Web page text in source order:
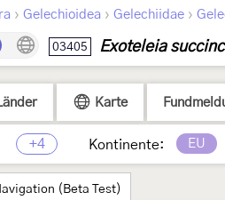
› Gelechioidea › Gelechiidae ›
03405 Exoteleia
Karte
+4 Kontinente: EU
(Beta Test)